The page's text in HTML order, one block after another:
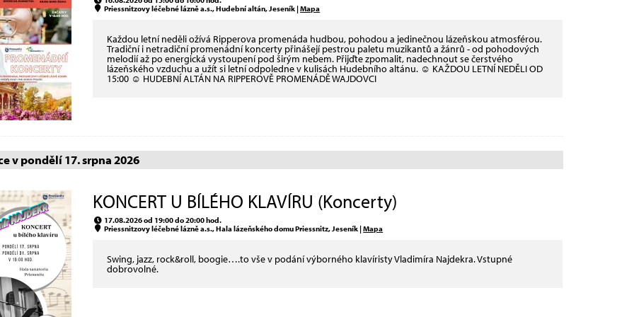
Priessnitzovy léčebné lázně a.s., Hudební altán, Jeseník |Mapa
Každou letní neděli ožívá Ripperova promenáda hudbou, pohodou a jedinečnou lázeňskou atmosférou.
Tradiční i netradiční promenádní koncerty přinášejí pestrou paletu muzikantů a žánrů - od pohodových
melodií až po energická vystoupení pod širým nebem. Přijďte zpomalit, nadechnout se čerstvého
lázeňského vzduchu a užít si letní odpoledne v kulisách Hudebního altánu. ☺ KAŽDOU LETNÍ NEDĚLI OD
15:00 ☺ HUDEBNÍ ALTÁN NA RIPPEROVĚ PROMENÁDĚ WAJDOVCI
v pondělí 17. srpna 2026
KONCERT U BÍLÉHO KLAVÍRU (Koncerty)
17.08.2026 od 19:00 do 20:00 hod.
Priessnitzovy léčebné lázně a.s., Hala lázeňského domu Priessnitz, Jeseník |Mapa
Swing, jazz, rock&roll, boogie….to vše v podání výborného klavíristy Vladimíra Najdekra. Vstupné
dobrovolné.